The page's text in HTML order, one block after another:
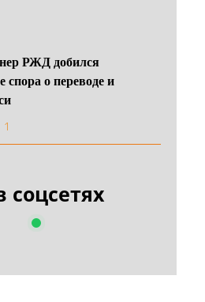
РЖД добился
спора о переводе и
1